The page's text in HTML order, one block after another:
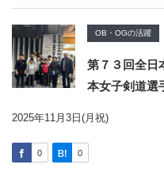
OB・OGの活躍
第７３回全
本女子剣道選
2025年11月3日(月祝)
0 0